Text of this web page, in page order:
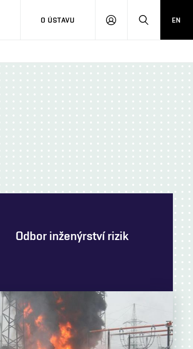
O ÚSTAVU
PŘIHLÁSITHLEDAT
EN
Odbor inženýrství rizik